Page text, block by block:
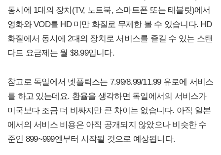
동시에 1대의 장치(TV, 노트북, 스마트폰 또는 태블릿)에서
영화와 VOD를 HD 미만 화질로 무제한 볼 수 있습니다. HD
화질에서 동시에 2대의 장치로 서비스를 즐길 수 있는 스탠
다드 요금제는 월 $8.99입니다.
참고로 독일에서 넷플릭스는 7.99/8.99/11.99 유로에 서비스
를 하고 있는데요. 환율을 생각하면 독일에서의 서비스가
미국보다 조금 더 비싸지만 큰 차이는 없습니다. 아직 일본
에서의 서비스 비용은 아직 공개되지 않았으나 비슷한 수
준인 899~999엔부터 시작될 것으로 예상됩니다.